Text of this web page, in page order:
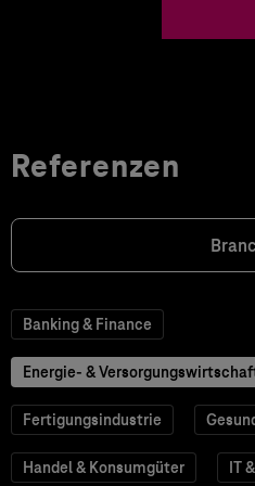
Referenzen
Banking & Finance
Energie- &
Fertigungsindustrie
Handel & Konsumgüter IT